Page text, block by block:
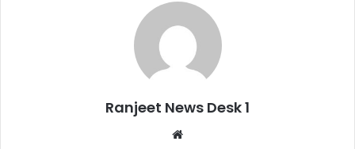
Ranjeet News Desk 1